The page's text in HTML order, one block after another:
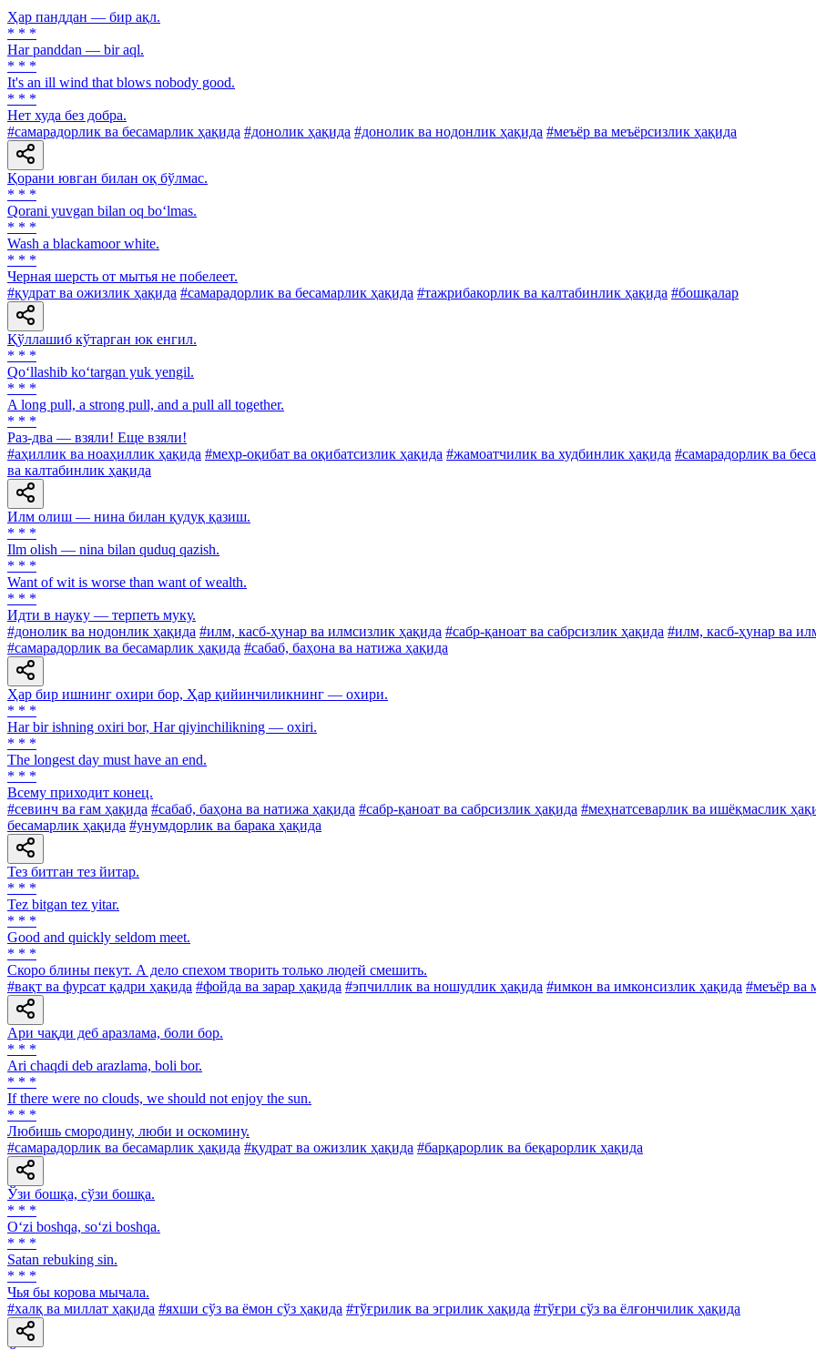
Ҳар панддан — бир ақл.
* * *
Har panddan — bir aql.
* * *
It's an ill wind that blows nobody good.
* * *
Нет худа без добра.
#самарадорлик ва бесамарлик ҳақида #донолик ҳақида #донолик ва нодонлик ҳақида #меъёр ва меъёрсизлик ҳақида
Қорани ювган билан оқ бўлмас.
* * *
Qorani yuvgan bilan oq bo‘lmas.
* * *
Wash a blackamoor white.
* * *
Черная шерсть от мытья не побелеет.
#қудрат ва ожизлик ҳақида #самарадорлик ва бесамарлик ҳақида #тажрибакорлик ва калтабинлик ҳақида #бошқалар
Қўллашиб кўтарган юк енгил.
* * *
Qo‘llashib ko‘targan yuk yengil.
* * *
A long pull, a strong pull, and a pull all together.
* * *
Раз-два — взяли! Еще взяли!
#аҳиллик ва ноаҳиллик ҳақида #меҳр-оқибат ва оқибатсизлик ҳақида #жамоатчилик ва худбинлик ҳақида #самарадорлик ва
ва калтабинлик ҳақида
Илм олиш — нина билан қудуқ қазиш.
* * *
Ilm olish — nina bilan quduq qazish.
* * *
Want of wit is worse than want of wealth.
* * *
Идти в науку — терпеть муку.
#донолик ва нодонлик ҳақида #илм, касб-ҳунар ва илмсизлик ҳақида #сабр-қаноат ва сабрсизлик ҳақида #илм, касб-ҳунар ва
#самарадорлик ва бесамарлик ҳақида #сабаб, баҳона ва натижа ҳақида
Ҳар бир ишнинг охири бор, Ҳар қийинчиликнинг — охири.
* * *
Har bir ishning oxiri bor, Har qiyinchilikning — oxiri.
* * *
The longest day must have an end.
* * *
Всему приходит конец.
#севинч ва ғам ҳақида #сабаб, баҳона ва натижа ҳақида #сабр-қаноат ва сабрсизлик ҳақида #меҳнатсеварлик ва ишёқмаслик
бесамарлик ҳақида #унумдорлик ва барака ҳақида
Тез битган тез йитар.
* * *
Tez bitgan tez yitar.
* * *
Good and quickly seldom meet.
* * *
Скоро блины пекут. А дело спехом творить только людей смешить.
#вақт ва фурсат қадри ҳақида #фойда ва зарар ҳақида #эпчиллик ва ношудлик ҳақида #имкон ва имконсизлик ҳақида #меъёр ва
Ари чақди деб аразлама, боли бор.
* * *
Ari chaqdi deb arazlama, boli bor.
* * *
If there were no clouds, we should not enjoy the sun.
* * *
Любишь смородину, люби и оскомину.
#самарадорлик ва бесамарлик ҳақида #қудрат ва ожизлик ҳақида #барқарорлик ва беқарорлик ҳақида
Ўзи бошқа, сўзи бошқа.
* * *
O‘zi boshqa, so‘zi boshqa.
* * *
Satan rebuking sin.
* * *
Чья бы корова мычала.
#халқ ва миллат ҳақида #яхши сўз ва ёмон сўз ҳақида #тўғрилик ва эгрилик ҳақида #тўғри сўз ва ёлғончилик ҳақида